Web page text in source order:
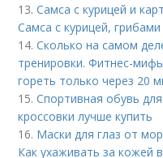
13.Самса с курицей и
Самса с курицей,
14.Сколько на самом
тренировки. Фитнес-
гореть только через 20
15.Спортивная обувь
кроссовки лучше купить
16. Маски для глаз от
Как ухаживать за кожей